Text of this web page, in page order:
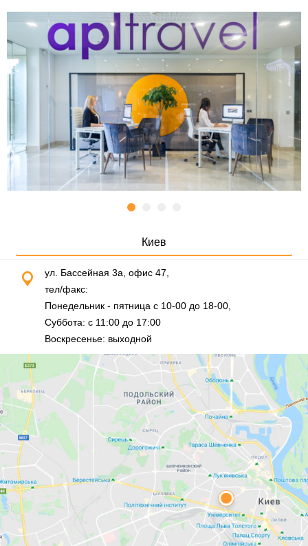
Со своими клиентами, отдыхающими в зарубежных
отелях, туроператор АПЛ Тревел в сотрудничестве с
Пегас, поддерживает связь круглосуточно без выходных и
перерывов. Любой вопрос оперативно решается ее
сотрудниками, в какой бы части света в данный момент не
находился путешественник.
Путешественников обслуживают менеджеры APL Travel с
многолетним опытом работы и высочайшим уровнем
квалификации. Они дадут клиентам необходимый совет,
объяснят ценообразование тура, подберут аналогичные,
более предпочтительные для конкретного человека
предложения, расскажут ему о выбранном направлении,
сориентируют по вопросам отдыха на различных курортах
Специализация компании
Пегас Туристик предоставляет возможность отличного
отдыха людям любого возраста, независимо от состава их
семьи. Агентство охотно берется за поиск самых лучших
предложений, позволив людям по самой выгодной
Киев
ул. Бассейная 3а, офис 47,
тел/факс:
Понедельник - пятница с 10-00 до 18-00,
Суббота: с 11:00 до 17:00
Воскресенье: выходной